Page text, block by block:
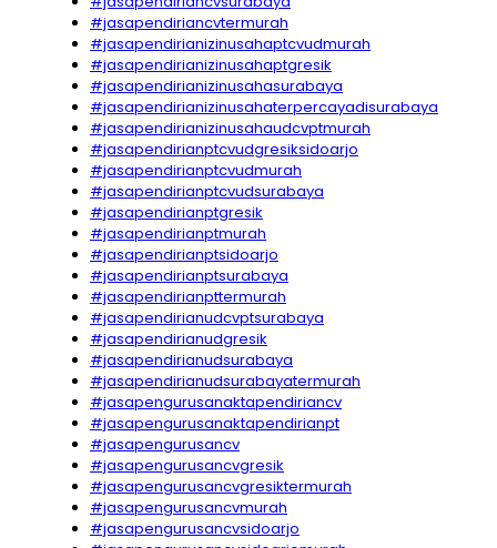
#jasapendiriancvtermurah
#jasapendirianizinusahaptcvudmurah
#jasapendirianizinusahaptgresik
#jasapendirianizinusahasurabaya
#jasapendirianizinusahaterpercayadisurabaya
#jasapendirianizinusahaudcvptmurah
#jasapendirianptcvudgresiksidoarjo
#jasapendirianptcvudmurah
#jasapendirianptcvudsurabaya
#jasapendirianptgresik
#jasapendirianptmurah
#jasapendirianptsidoarjo
#jasapendirianptsurabaya
#jasapendirianpttermurah
#jasapendirianudcvptsurabaya
#jasapendirianudgresik
#jasapendirianudsurabaya
#jasapendirianudsurabayatermurah
#jasapengurusanaktapendiriancv
#jasapengurusanaktapendirianpt
#jasapengurusancv
#jasapengurusancvgresik
#jasapengurusancvgresiktermurah
#jasapengurusancvmurah
#jasapengurusancvsidoarjo